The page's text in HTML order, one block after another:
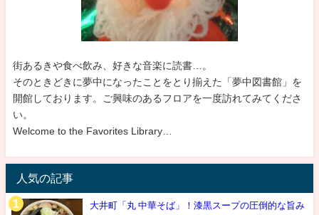
街あるきや食べ飲み、好きな音楽に読書…。
そのときどきに夢中になったことをとり揃えた「夢中図書館」を
開館しております。ご興味のあるフロアを一度訪れてみてくださ
い。
Welcome to the Favorites Library…
人気の記事
大井町「丸 中華そば」！漆黒スープの圧倒的な旨み